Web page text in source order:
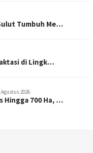
Tumbuh Me…
di Lingk…
Agustus 2026
Hingga 700 Ha, …